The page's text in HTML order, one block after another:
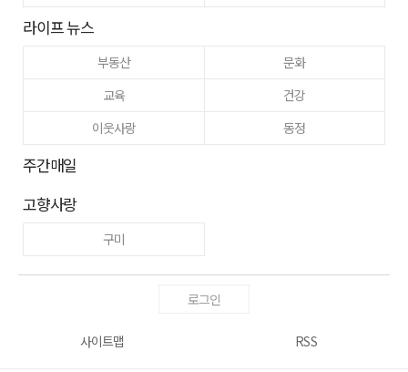
라이프 뉴스
부동산
문화
교육
건강
이웃사랑
동정
주간매일
고향사랑
구미
로그인
사이트맵 RSS